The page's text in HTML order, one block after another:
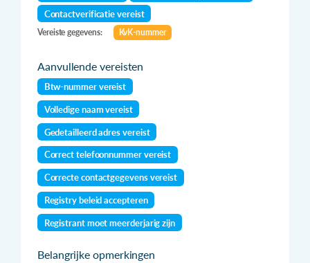
Contactverificatie vereist
Vereiste gegevens: KvK-nummer
Aanvullende vereisten
Btw-nummer vereist
Volledige naam vereist
Gedetailleerd adres vereist
Correct telefoonnummer vereist
Correcte contactgegevens vereist
Registry beleid accepteren
Registrant moet meerderjarig zijn
Belangrijke opmerkingen